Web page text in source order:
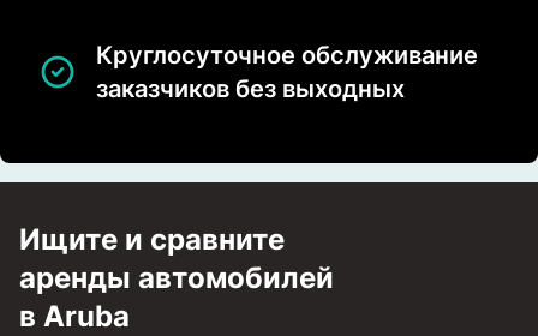
Круглосуточное обслуживание
заказчиков без выходных
Ищите и сравните
аренды автомобилей
в Aruba